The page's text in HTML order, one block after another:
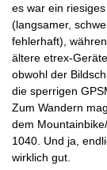
es war ein
(langsamer,
fehlerhaft),
ältere etrex-
obwohl der
die sperrigen
Zum Wandern
dem
1040. Und ja,
wirklich gut.